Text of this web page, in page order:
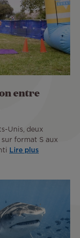
entre
Unis, deux
format S aux
Lire plus